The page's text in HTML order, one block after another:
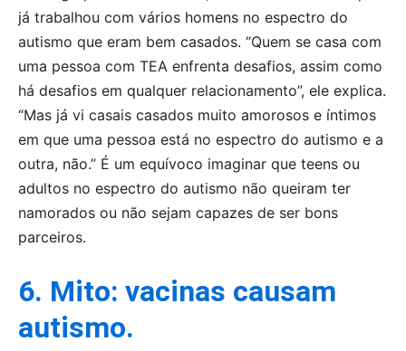
já trabalhou com vários homens no espectro do
autismo que eram bem casados. “Quem se casa com
uma pessoa com TEA enfrenta desafios, assim como
há desafios em qualquer relacionamento”, ele explica.
“Mas já vi casais casados muito amorosos e íntimos
em que uma pessoa está no espectro do autismo e a
outra, não.” É um equívoco imaginar que teens ou
adultos no espectro do autismo não queiram ter
namorados ou não sejam capazes de ser bons
parceiros.
6. Mito: vacinas causam
autismo.